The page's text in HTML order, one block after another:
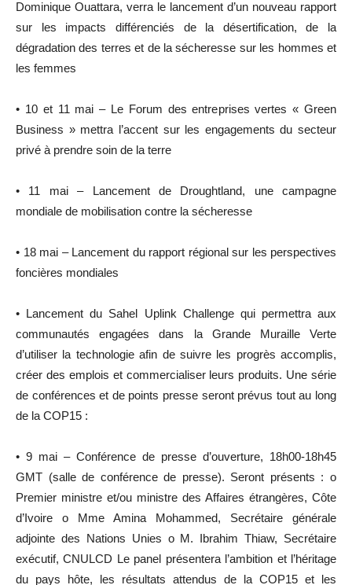
Dominique Ouattara, verra le lancement d’un nouveau rapport
sur les impacts différenciés de la désertification, de la
dégradation des terres et de la sécheresse sur les hommes et
les femmes
• 10 et 11 mai – Le Forum des entreprises vertes « Green
Business » mettra l’accent sur les engagements du secteur
privé à prendre soin de la terre
• 11 mai – Lancement de Droughtland, une campagne
mondiale de mobilisation contre la sécheresse
• 18 mai – Lancement du rapport régional sur les perspectives
foncières mondiales
• Lancement du Sahel Uplink Challenge qui permettra aux
communautés engagées dans la Grande Muraille Verte
d’utiliser la technologie afin de suivre les progrès accomplis,
créer des emplois et commercialiser leurs produits. Une série
de conférences et de points presse seront prévus tout au long
de la COP15 :
• 9 mai – Conférence de presse d’ouverture, 18h00-18h45
GMT (salle de conférence de presse). Seront présents : o
Premier ministre et/ou ministre des Affaires étrangères, Côte
d’Ivoire o Mme Amina Mohammed, Secrétaire générale
adjointe des Nations Unies o M. Ibrahim Thiaw, Secrétaire
exécutif, CNULCD Le panel présentera l’ambition et l’héritage
du pays hôte, les résultats attendus de la COP15 et les